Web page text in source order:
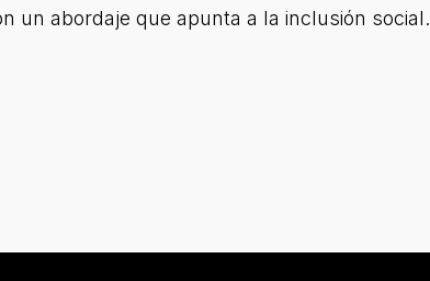
un abordaje que apunta a la inclusión social.